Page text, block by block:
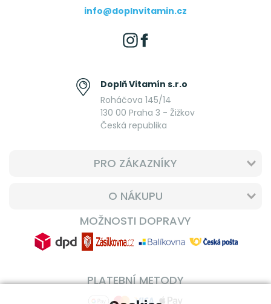
info@doplnvitamin.cz
Doplň Vitamín s.r.o
Roháčova 145/14
130 00 Praha 3 - Žižkov
Česká republika
PRO ZÁKAZNÍKY
O NÁKUPU
MOŽNOSTI DOPRAVY
PLATEBNÍ METODY